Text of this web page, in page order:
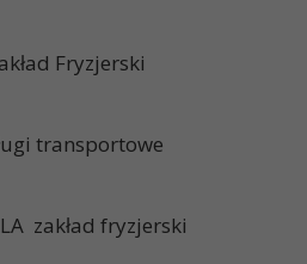
Fryzjerski
transportowe
zakład fryzjerski